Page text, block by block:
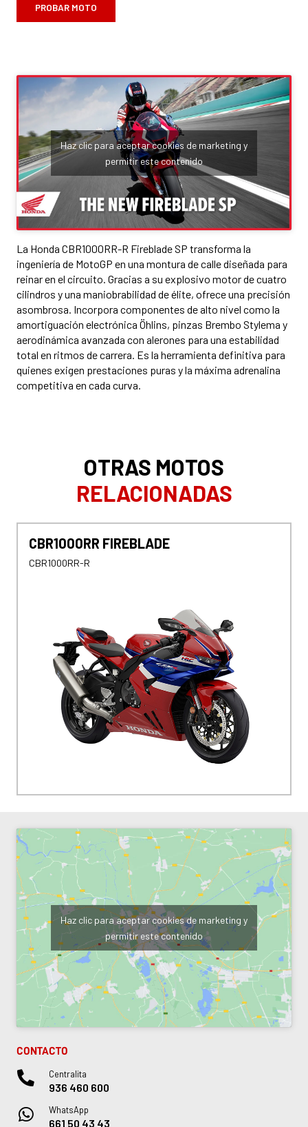
PROBAR MOTO
Haz clic para aceptar cookies de marketing y
permitir este contenido
La Honda CBR1000RR-R Fireblade SP transforma la
ingeniería de MotoGP en una montura de calle diseñada para
reinar en el circuito. Gracias a su explosivo motor de cuatro
cilindros y una maniobrabilidad de élite, ofrece una precisión
asombrosa. Incorpora componentes de alto nivel como la
amortiguación electrónica Öhlins, pinzas Brembo Stylema y
aerodinámica avanzada con alerones para una estabilidad
total en ritmos de carrera. Es la herramienta definitiva para
quienes exigen prestaciones puras y la máxima adrenalina
competitiva en cada curva.
OTRAS MOTOS
RELACIONADAS
CBR1000RR FIREBLADE
CBR1000RR-R
Haz clic para aceptar cookies de marketing y
permitir este contenido
CONTACTO
Centralita
936 460 600
WhatsApp
661 50 43 43